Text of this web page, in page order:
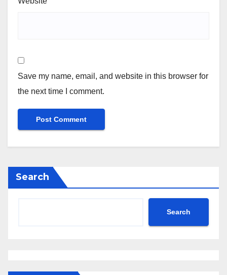
Save my name, email, and website in this browser for
the next time I comment.
Search
Search